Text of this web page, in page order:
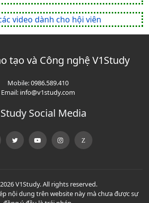
video dành cho hội viên
tạo và Công nghệ V1Study
Mobile:0986.589.410
Email: info@v1study.com
Social Media
V1Study. All rights reserved.
nội dung trên website này mà chưa được sự